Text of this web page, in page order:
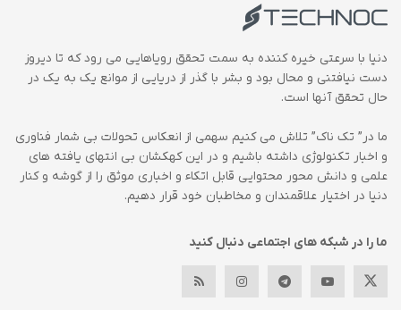
دنیا با سرعتی خیره کننده به سمت تحقق رویاهایی می رود که تا دیروز
دست نیافتنی و محال بود و بشر با گذر از دریایی از موانع یک به یک در
حال تحقق آنها است.
ما در” تک ناک” تلاش می کنیم سهمی از انعکاس تحولات بی شمار فناوری
و اخبار تکنولوژی داشته باشیم و در این کهکشان بی انتهای یافته های
علمی و دانش محور محتوایی قابل اتکاء و اخباری موثق را از گوشه و کنار
دنیا در اختیار علاقمندان و مخاطبان خود قرار دهیم.
ما را در شبکه های اجتماعی دنبال کنید